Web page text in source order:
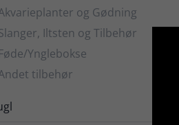
og Gødning
Iltsten og Tilbehør
Føde/Ynglebokse
tilbehør